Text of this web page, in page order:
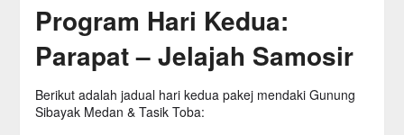
Program Hari Kedua:
Parapat – Jelajah Samosir
Berikut adalah jadual hari kedua pakej mendaki Gunung
Sibayak Medan & Tasik Toba: